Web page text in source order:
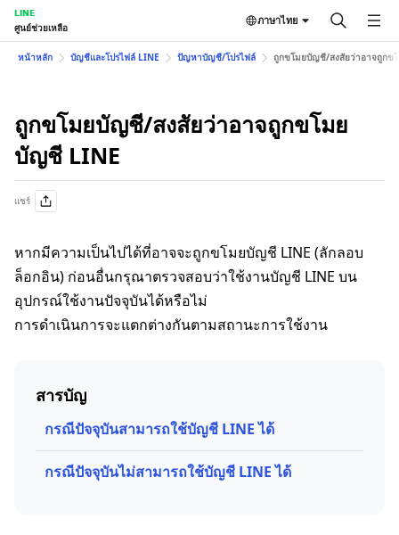
LINE
ศูนย์ช่วยเหลือ
ภาษาไทย
หน้าหลัก บัญชีและโปรไฟล์ LINE ปัญหาบัญชี/โปรไฟล์ ถูกขโมยบัญชี/สงสัยว่าอาจถูกข
ถูกขโมยบัญชี/สงสัยว่าอาจถูกขโมย
บัญชี LINE
แชร์
หากมีความเป็นไปได้ที่อาจจะถูกขโมยบัญชี LINE (ลักลอบ
ล็อกอิน) ก่อนอื่นกรุณาตรวจสอบว่าใช้งานบัญชี LINE บน
อุปกรณ์ใช้งานปัจจุบันได้หรือไม่
การดำเนินการจะแตกต่างกันตามสถานะการใช้งาน
สารบัญ
กรณีปัจจุบันสามารถใช้บัญชี LINE ได้
กรณีปัจจุบันไม่สามารถใช้บัญชี LINE ได้